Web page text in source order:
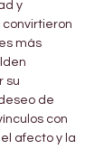
y
más
su
de
con
afecto y la